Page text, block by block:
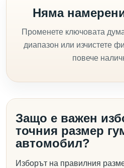
Няма
Променете ключовата
диапазон или изчистете
повече
Защо е важен
точния размер
автомобил?
Изборът на правилния